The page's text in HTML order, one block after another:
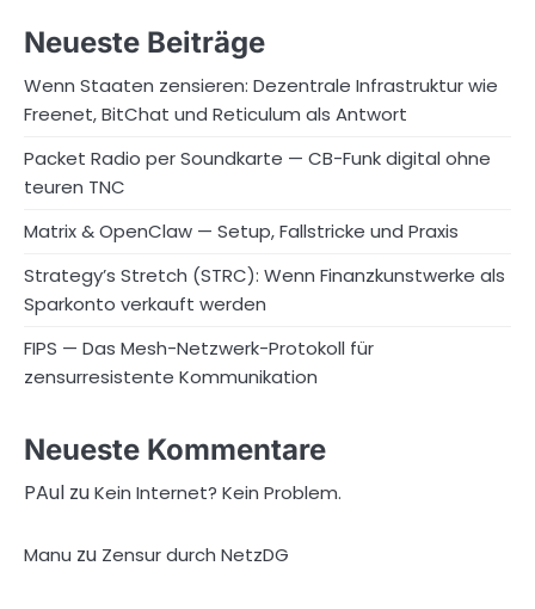
Neueste Beiträge
Wenn Staaten zensieren: Dezentrale Infrastruktur wie
Freenet, BitChat und Reticulum als Antwort
Packet Radio per Soundkarte — CB-Funk digital ohne
teuren TNC
Matrix & OpenClaw — Setup, Fallstricke und Praxis
Strategy’s Stretch (STRC): Wenn Finanzkunstwerke als
Sparkonto verkauft werden
FIPS — Das Mesh-Netzwerk-Protokoll für
zensurresistente Kommunikation
Neueste Kommentare
PAul zuKein Internet? Kein Problem.
Manu zu Zensur durch NetzDG